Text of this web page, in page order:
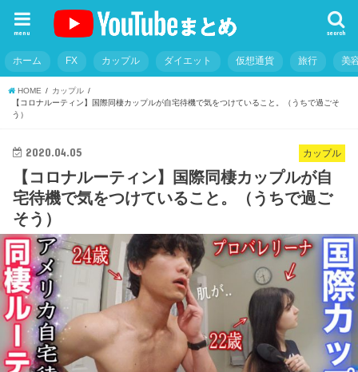
search
menu
ホーム FX カップル ダイエット 仮想通貨 旅行 美
HOME
カップル
【コロナルーティン】国際同棲カップルが自宅待機で気をつけていること。（うちで過ごそ
う）
カップル
2020.04.05
【コロナルーティン】国際同棲カップルが自
宅待機で気をつけていること。（うちで過ご
そう）